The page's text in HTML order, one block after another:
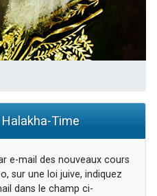
Time
e-mail des nouveaux cours
sur une loi juive, indiquez
dans le champ ci-